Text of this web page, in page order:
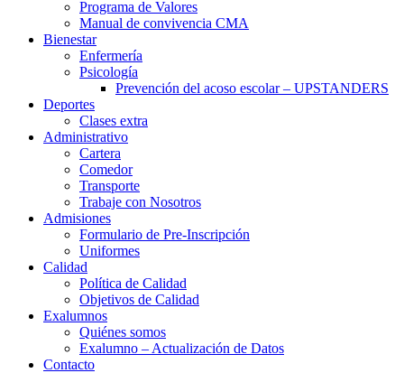
Programa de Valores
Manual de convivencia CMA
Bienestar
Enfermería
Psicología
Prevención del acoso escolar – UPSTANDERS
Deportes
Clases extra
Administrativo
Cartera
Comedor
Transporte
Trabaje con Nosotros
Admisiones
Formulario de Pre-Inscripción
Uniformes
Calidad
Política de Calidad
Objetivos de Calidad
Exalumnos
Quiénes somos
Exalumno – Actualización de Datos
Contacto